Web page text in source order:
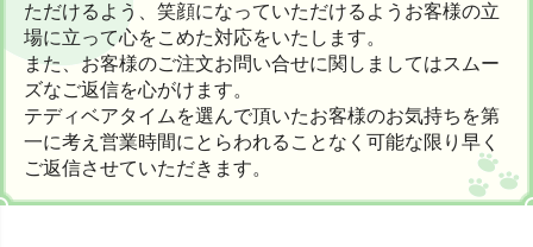
ただけるよう、笑顔になっていただけるようお客様の立
場に立って心をこめた対応をいたします。
また、お客様のご注文お問い合せに関しましてはスムー
ズなご返信を心がけます。
テディベアタイムを選んで頂いたお客様のお気持ちを第
一に考え営業時間にとらわれることなく可能な限り早く
ご返信させていただきます。